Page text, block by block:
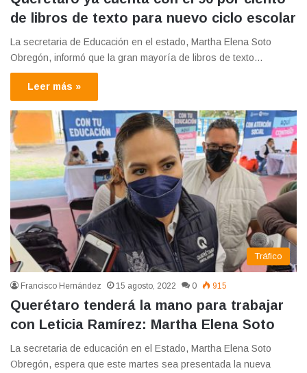
de libros de texto para nuevo ciclo escolar
La secretaria de Educación en el estado, Martha Elena Soto
Obregón, informó que la gran mayoría de libros de texto…
Leer más »
Tráfico
Francisco Hernández 15 agosto, 2022 0 915
Querétaro tenderá la mano para trabajar
con Leticia Ramírez: Martha Elena Soto
La secretaria de educación en el Estado, Martha Elena Soto
Obregón, espera que este martes sea presentada la nueva